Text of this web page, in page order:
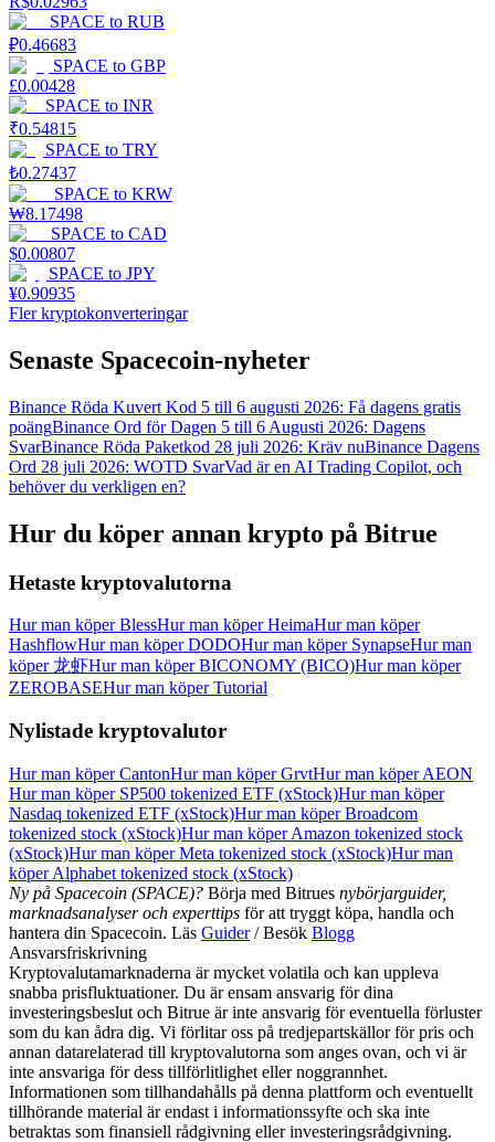
SPACE to RUB
₽0.46683
SPACE to GBP
£0.00428
SPACE to INR
₹0.54815
SPACE to TRY
₺0.27437
SPACE to KRW
₩8.17498
SPACE to CAD
$0.00807
SPACE to JPY
¥0.90935
Fler kryptokonverteringar
Senaste Spacecoin-nyheter
Binance Röda Kuvert Kod 5 till 6 augusti 2026: Få dagens gratis
poängBinance Ord för Dagen 5 till 6 Augusti 2026: Dagens
SvarBinance Röda Paketkod 28 juli 2026: Kräv nuBinance Dagens
Ord 28 juli 2026: WOTD SvarVad är en AI Trading Copilot, och
behöver du verkligen en?
Hur du köper annan krypto på Bitrue
Hetaste kryptovalutorna
Hur man köper BlessHur man köper HeimaHur man köper
HashflowHur man köper DODOHur man köper SynapseHur man
köper 龙虾Hur man köper BICONOMY (BICO)Hur man köper
ZEROBASEHur man köper Tutorial
Nylistade kryptovalutor
Hur man köper CantonHur man köper GrvtHur man köper AEON
Hur man köper SP500 tokenized ETF (xStock)Hur man köper
Nasdaq tokenized ETF (xStock)Hur man köper Broadcom
tokenized stock (xStock)Hur man köper Amazon tokenized stock
(xStock)Hur man köper Meta tokenized stock (xStock)Hur man
köper Alphabet tokenized stock (xStock)
Ny på Spacecoin (SPACE)? Börja med Bitrues nybörjarguider,
marknadsanalyser och experttips för att tryggt köpa, handla och
hantera din Spacecoin. Läs Guider/ Besök Blogg
Ansvarsfriskrivning
Kryptovalutamarknaderna är mycket volatila och kan uppleva
snabba prisfluktuationer. Du är ensam ansvarig för dina
investeringsbeslut och Bitrue är inte ansvarig för eventuella förluster
som du kan ådra dig. Vi förlitar oss på tredjepartskällor för pris och
annan datarelaterad till kryptovalutorna som anges ovan, och vi är
inte ansvariga för dess tillförlitlighet eller noggrannhet.
Informationen som tillhandahålls på denna plattform och eventuellt
tillhörande material är endast i informationssyfte och ska inte
betraktas som finansiell rådgivning eller investeringsrådgivning.